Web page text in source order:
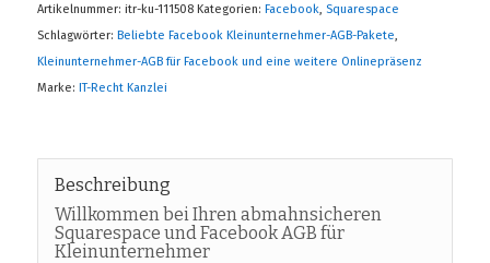
Artikelnummer: itr-ku-111508 Kategorien: Facebook, Squarespace
Schlagwörter: Beliebte Facebook Kleinunternehmer-AGB-Pakete,
Kleinunternehmer-AGB für Facebook und eine weitere Onlinepräsenz
Marke: IT-Recht Kanzlei
Beschreibung
Willkommen bei Ihren abmahnsicheren
Squarespace und Facebook AGB für
Kleinunternehmer